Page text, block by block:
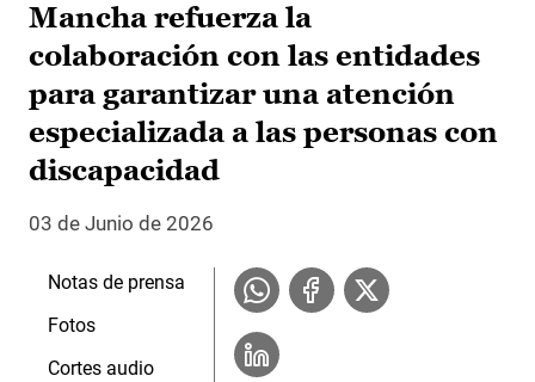
Mancha refuerza la
colaboración con las entidades
para garantizar una atención
especializada a las personas con
discapacidad
03 de Junio de 2026
Notas de prensa
Fotos
Cortes audio